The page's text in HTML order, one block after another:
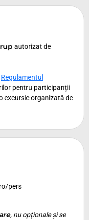
autorizat de
Regulamentul
pentru participanții
excursie organizată de
pers
, nu opționale și se